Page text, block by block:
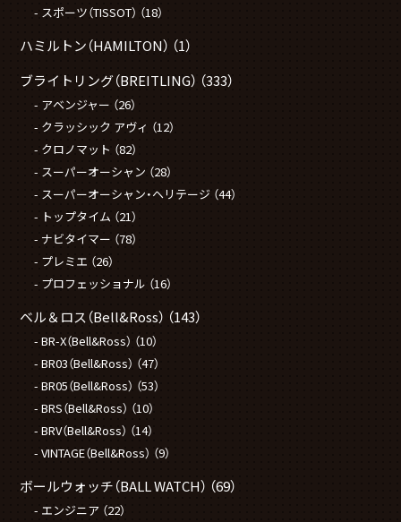
スポーツ（TISSOT） （18）
ハミルトン（HAMILTON） （1）
ブライトリング（BREITLING） （333）
アベンジャー （26）
クラッシック アヴィ （12）
クロノマット （82）
スーパーオーシャン （28）
スーパーオーシャン・ヘリテージ （44）
トップタイム （21）
ナビタイマー （78）
プレミエ （26）
プロフェッショナル （16）
ベル＆ロス（Bell&Ross） （143）
BR-X（Bell&Ross） （10）
BR03（Bell&Ross） （47）
BR05（Bell&Ross） （53）
BRS（Bell&Ross） （10）
BRV（Bell&Ross） （14）
VINTAGE（Bell&Ross） （9）
ボールウォッチ（BALL WATCH） （69）
エンジニア （22）